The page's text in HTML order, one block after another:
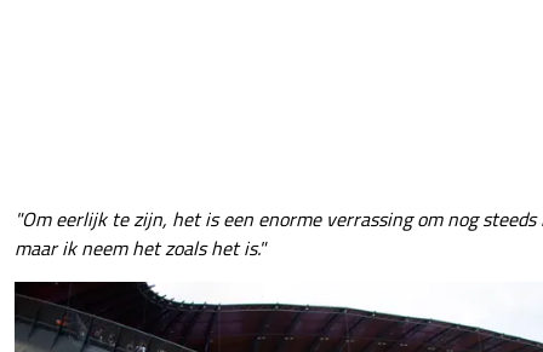
"Om eerlijk te zijn, het is een enorme verrassing om nog
maar ik neem het zoals het is."